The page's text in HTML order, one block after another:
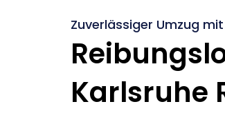
Zuverlässiger Umzug
Karlsruhe